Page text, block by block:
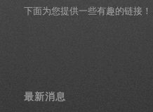
下面为您提供一些有趣的链接！
最新消息